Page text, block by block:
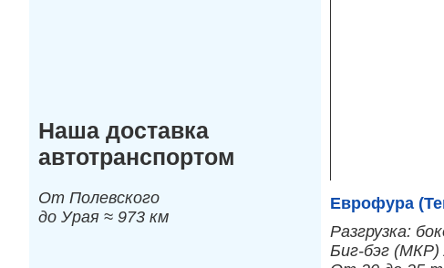
Наша доставка
автотранспортом
От Полевского
до Урая ≈ 973 км
Еврофура
Разгрузка:
Биг-бэг